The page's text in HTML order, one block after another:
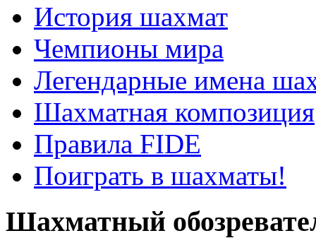
История шахмат
Чемпионы мира
Легендарные имена
Шахматная композиция
Правила FIDE
Поиграть в шахматы!
Шахматный